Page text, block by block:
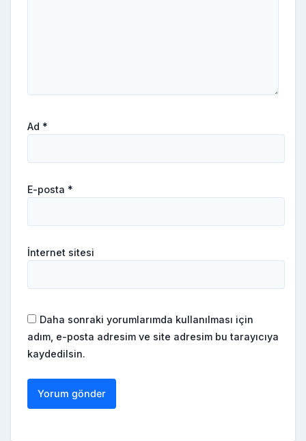
Ad *
E-posta *
İnternet sitesi
Daha sonraki yorumlarımda kullanılması için
adım, e-posta adresim ve site adresim bu tarayıcıya
kaydedilsin.